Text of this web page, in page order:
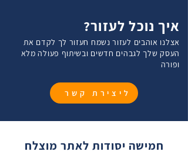
איך נוכל לעזור?
אצלנו אוהבים לעזור נשמח חעזור לך לקדם את
העסק שלך לגבהים חדשים ובשיתוף פעולה מלא
ופורה
ליצירת קשר
חמישה יסודות לאתר מוצלח